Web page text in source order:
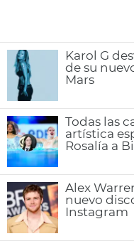
Karol G
de su
Mars
Todas las
artística
Rosalía a
Alex
nuevo
Instagram